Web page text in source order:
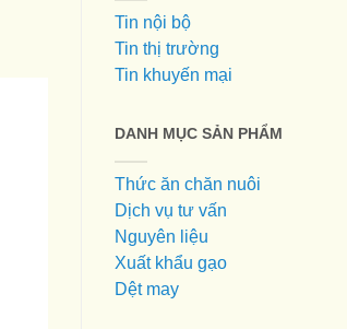
Tin nội bộ
Tin thị trường
Tin khuyến mại
DANH MỤC SẢN PHẨM
Thức ăn chăn nuôi
Dịch vụ tư vấn
Nguyên liệu
Xuất khẩu gạo
Dệt may